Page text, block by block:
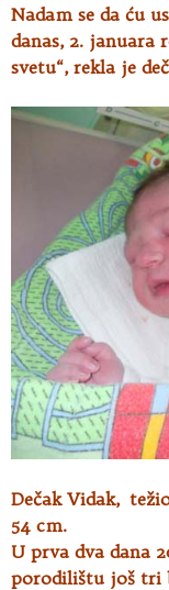
Nadam se da ću
danas, 2. januara
svetu“, rekla je
Dečak Vidak,
54 cm.
U prva dva dana
porodilištu još tri